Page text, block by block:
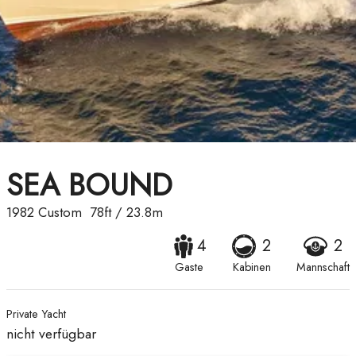
SEA BOUND
1982 Custom 78ft/ 23.8m
4
Gaste
2
Kabinen
2
Mannschaft
Private Yacht
nicht verfügbar